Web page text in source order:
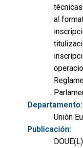
al
Departamento:
Unión
Publicación: